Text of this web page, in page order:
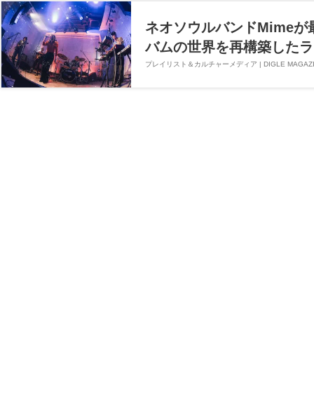
ネオソウルバンドMime
バムの世界を再構築した
プレイリスト＆カルチャーメディア | DIGLE